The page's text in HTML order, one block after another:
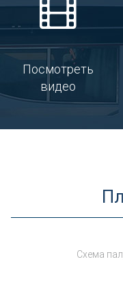
Посмотреть
видео
Схема